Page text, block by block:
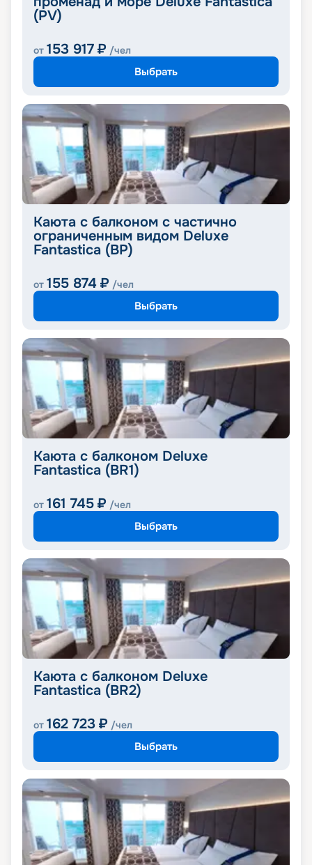
(PV)
от 153 917 ₽ /чел
Выбрать
Каюта с балконом с частично
ограниченным видом Deluxe
Fantastica (BP)
от 155 874 ₽ /чел
Выбрать
Каюта с балконом Deluxe
Fantastica (BR1)
от 161 745 ₽ /чел
Выбрать
Каюта с балконом Deluxe
Fantastica (BR2)
от 162 723 ₽ /чел
Выбрать